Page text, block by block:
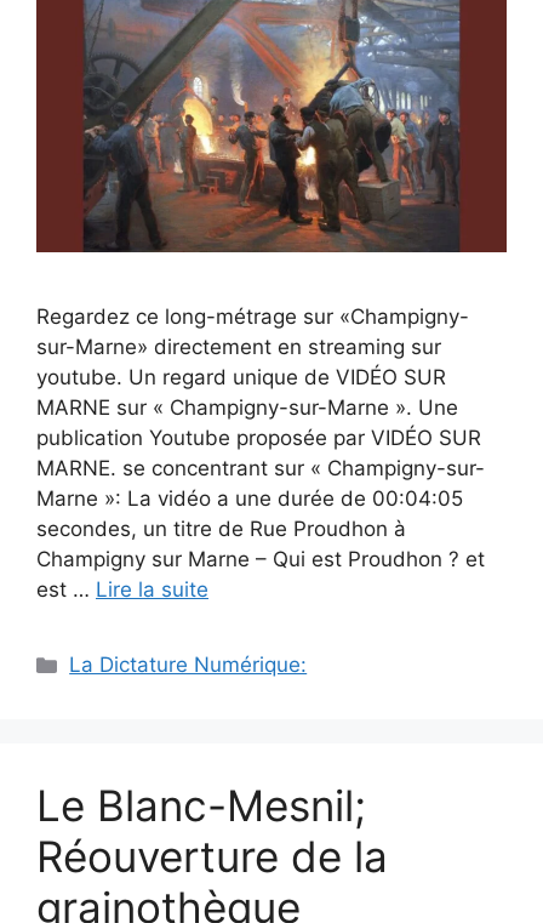
Regardez ce long-métrage sur «Champigny-
sur-Marne» directement en streaming sur
youtube. Un regard unique de VIDÉO SUR
MARNE sur « Champigny-sur-Marne ». Une
publication Youtube proposée par VIDÉO SUR
MARNE. se concentrant sur « Champigny-sur-
Marne »: La vidéo a une durée de 00:04:05
secondes, un titre de Rue Proudhon à
Champigny sur Marne – Qui est Proudhon ? et
est … Lire la suite
Catégories
La Dictature Numérique:
Le Blanc-Mesnil;
Réouverture de la
grainothèque